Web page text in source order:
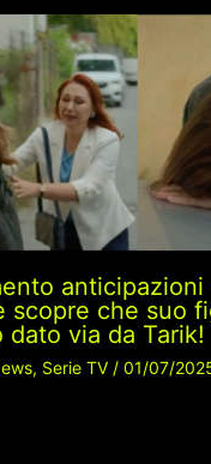
anticipazioni
scopre che suo
dato via da Tarik!
, Serie TV / 01/07/